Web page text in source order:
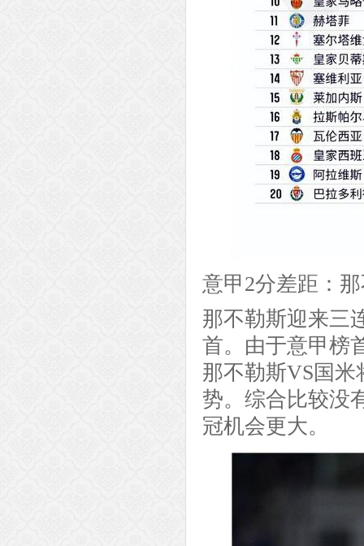
意甲2分差距：
那不勒斯迎来三
首。由于意甲榜
那不勒斯VS国
势。综合比较没
冠机会更大。